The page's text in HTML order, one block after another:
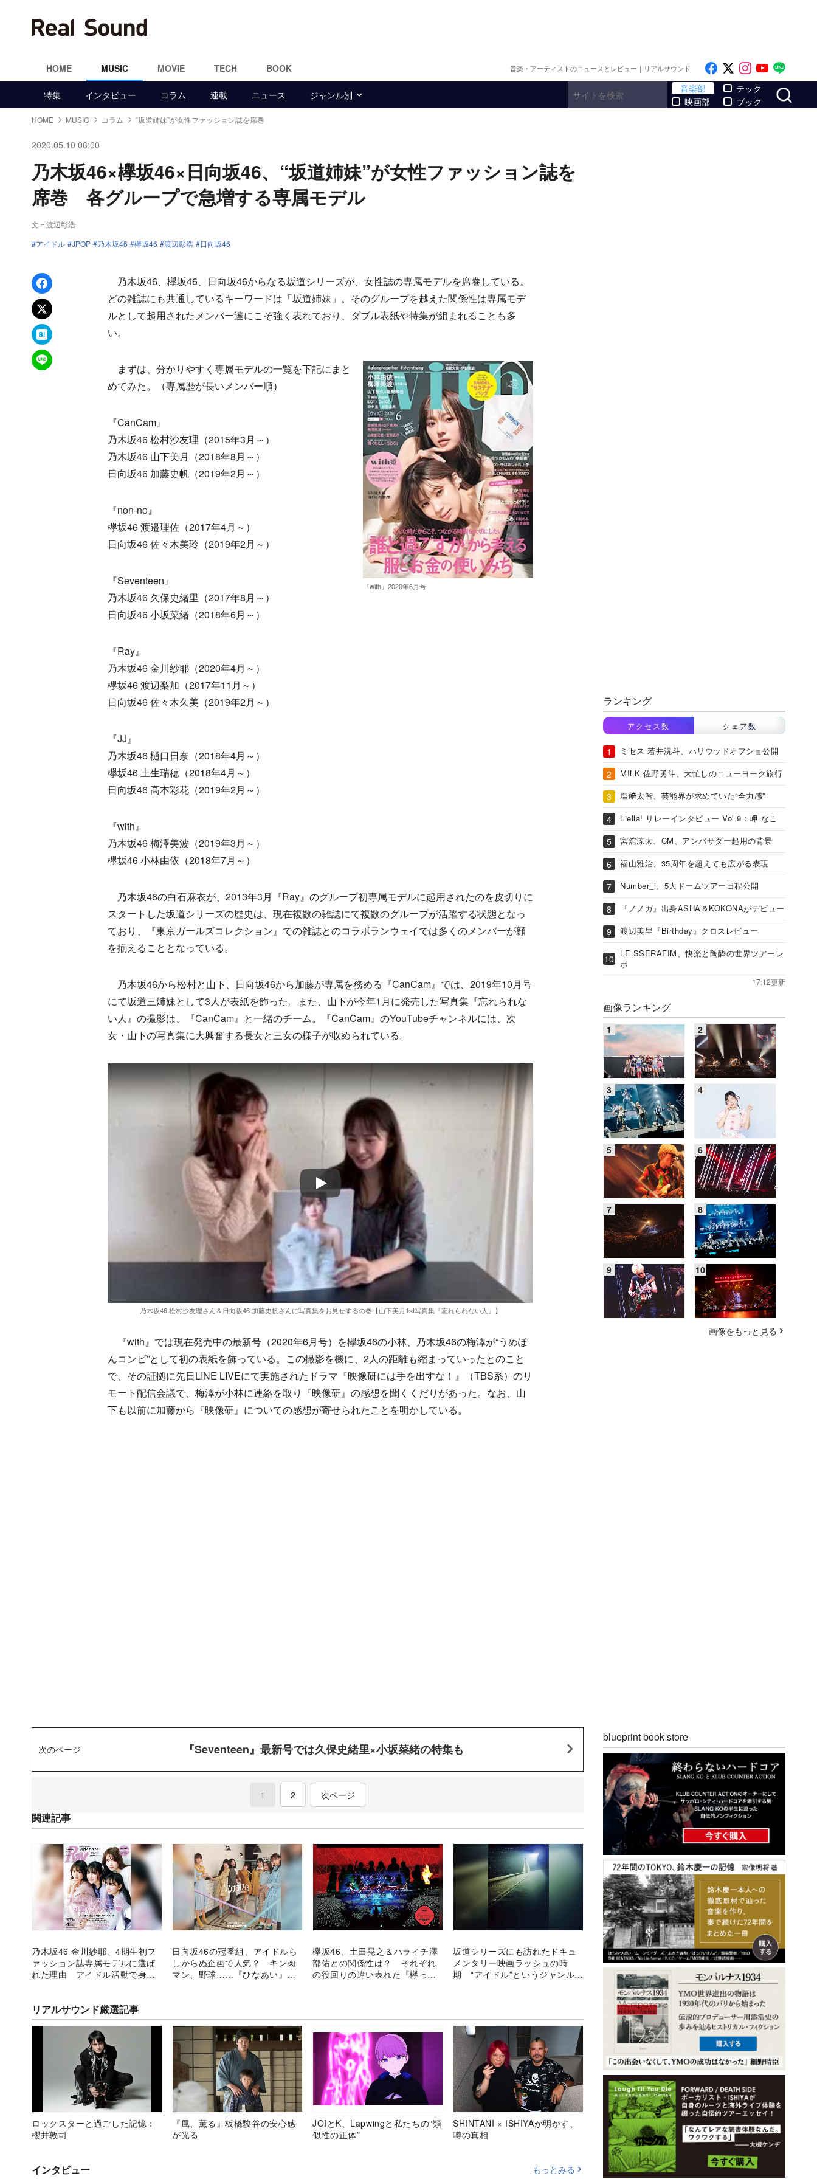
HOME MUSIC MOVIE TECH BOOK 音楽・アーティストのニュースとレビュー｜リアルサウンド Like on Facebook
Follow on x
Follow on
Follow
特集 インタビュー コラム 連載 ニュース ジャンル別
音楽部
映画部
テック
ブック
HOME MUSIC コラム “坂道姉妹”が女性ファッション誌を席巻
2020.05.10 06:00
乃木坂46×欅坂46×日向坂46、“坂道姉妹”が女性ファッション誌を
席巻 各グループで急増する専属モデル
文＝渡辺彰浩
アイドル
JPOP 乃木坂46 欅坂46 渡辺彰浩 日向坂46
Facebookでシェア
xでポスト
はてなブックマーク
LINEで送る
乃木坂46、欅坂46、日向坂46からなる坂道シリーズが、女性誌の専属モデルを席巻している。
どの雑誌にも共通しているキーワードは「坂道姉妹」。そのグループを越えた関係性は専属モデ
ルとして起用されたメンバー達にこそ強く表れており、ダブル表紙や特集が組まれることも多
い。
『with』2020年6月号
まずは、分かりやすく専属モデルの一覧を下記にまと
めてみた。（専属歴が長いメンバー順）
『CanCam』
乃木坂46 松村沙友理（2015年3月～）
乃木坂46 山下美月（2018年8月～）
日向坂46 加藤史帆（2019年2月～）
『non-no』
欅坂46 渡邉理佐（2017年4月～）
日向坂46 佐々木美玲（2019年2月～）
『Seventeen』
乃木坂46 久保史緒里（2017年8月～）
日向坂46 小坂菜緒（2018年6月～）
『Ray』
乃木坂46 金川紗耶（2020年4月～）
欅坂46 渡辺梨加（2017年11月～）
日向坂46 佐々木久美（2019年2月～）
『JJ』
乃木坂46 樋口日奈（2018年4月～）
欅坂46 土生瑞穂（2018年4月～）
日向坂46 高本彩花（2019年2月～）
『with』
乃木坂46 梅澤美波（2019年3月～）
欅坂46 小林由依（2018年7月～）
乃木坂46の白石麻衣が、2013年3月『Ray』のグループ初専属モデルに起用されたのを皮切りに
スタートした坂道シリーズの歴史は、現在複数の雑誌にて複数のグループが活躍する状態となっ
ており、『東京ガールズコレクション』での雑誌とのコラボランウェイでは多くのメンバーが顔
を揃えることとなっている。
乃木坂46から松村と山下、日向坂46から加藤が専属を務める『CanCam』では、2019年10月号
にて坂道三姉妹として3人が表紙を飾った。また、山下が今年1月に発売した写真集『忘れられな
い人』の撮影は、『CanCam』と一緒のチーム。『CanCam』のYouTubeチャンネルには、次
女・山下の写真集に大興奮する長女と三女の様子が収められている。
Play
乃木坂46 松村沙友理さん＆日向坂46 加藤史帆さんに写真集をお見せするの巻【山下美月1st写真集『忘れられない人』】
『with』では現在発売中の最新号（2020年6月号）を欅坂46の小林、乃木坂46の梅澤が“うめぽ
んコンビ”として初の表紙を飾っている。この撮影を機に、2人の距離も縮まっていったとのこと
で、その証拠に先日LINE LIVEにて実施されたドラマ『映像研には手を出すな！』（TBS系）のリ
モート配信会議で、梅澤が小林に連絡を取り『映像研』の感想を聞くくだりがあった。なお、山
下も以前に加藤から『映像研』についての感想が寄せられたことを明かしている。
次のページ 『Seventeen』最新号では久保史緒里×小坂菜緒の特集も
1 (current)
2 次ページ
関連記事
乃木坂46 金川紗耶、4期生初フ
ァッション誌専属モデルに選ば
れた理由 アイドル活動で身に
日向坂46の冠番組、アイドルら
しからぬ企画で人気？ キン肉
マン、野球……『ひなあい』で
欅坂46、土田晃之＆ハライチ澤
部佑との関係性は？ それぞれ
の役回りの違い表れた『欅っ
坂道シリーズにも訪れたドキュ
メンタリー映画ラッシュの時
期 “アイドル”というジャンルを
リアルサウンド厳選記事
ロックスターと過ごした記憶：
櫻井敦司
『風、薫る』板橋駿谷の安心感
が光る
JOIとK、Lapwingと私たちの“類
似性の正体”
SHINTANI × ISHIYAが明かす、
噂の真相
インタビュー もっとみる
ランキング
アクセス数 シェア数
ミセス 若井滉斗、ハリウッドオフショ公開
M!LK 佐野勇斗、大忙しのニューヨーク旅行
塩﨑太智、芸能界が求めていた“全力感”
Liella! リレーインタビュー Vol.9：岬 なこ
宮舘涼太、CM、アンバサダー起用の背景
福山雅治、35周年を超えても広がる表現
Number_i、5大ドームツアー日程公開
『ノノガ』出身ASHA＆KOKONAがデビュー
渡辺美里『Birthday』クロスレビュー
LE SSERAFIM、快楽と陶酔の世界ツアーレ
ポ
17:12更新
画像ランキング
画像をもっと見る
blueprint book store